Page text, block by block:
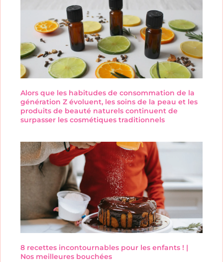
Alors que les habitudes de consommation de la
génération Z évoluent, les soins de la peau et les
produits de beauté naturels continuent de
surpasser les cosmétiques traditionnels
8 recettes incontournables pour les enfants ! |
Nos meilleures bouchées